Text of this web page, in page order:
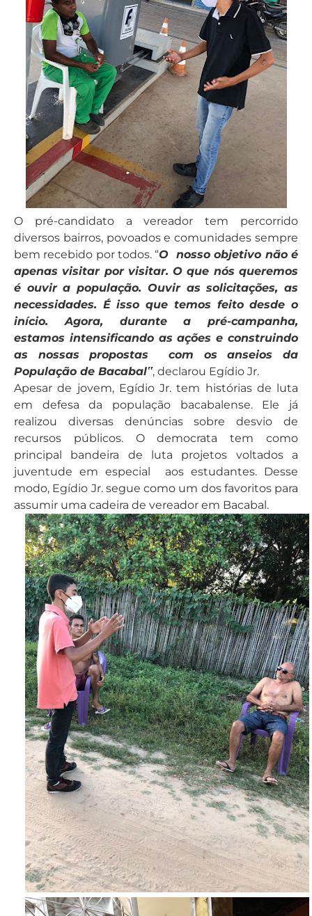
O pré-candidato a vereador tem percorrido
diversos bairros, povoados e comunidades sempre
bem recebido por todos. “O nosso objetivo não é
apenas visitar por visitar. O que nós queremos
é ouvir a população. Ouvir as solicitações, as
necessidades. É isso que temos feito desde o
início. Agora, durante a pré-campanha,
estamos intensificando as ações e construindo
as nossas propostas com os anseios da
População de Bacabal‟, declarou Egídio Jr.
Apesar de jovem, Egídio Jr. tem histórias de luta
em defesa da população bacabalense. Ele já
realizou diversas denúncias sobre desvio de
recursos públicos. O democrata tem como
principal bandeira de luta projetos voltados a
juventude em especial aos estudantes. Desse
modo, Egídio Jr. segue como um dos favoritos para
assumir uma cadeira de vereador em Bacabal.